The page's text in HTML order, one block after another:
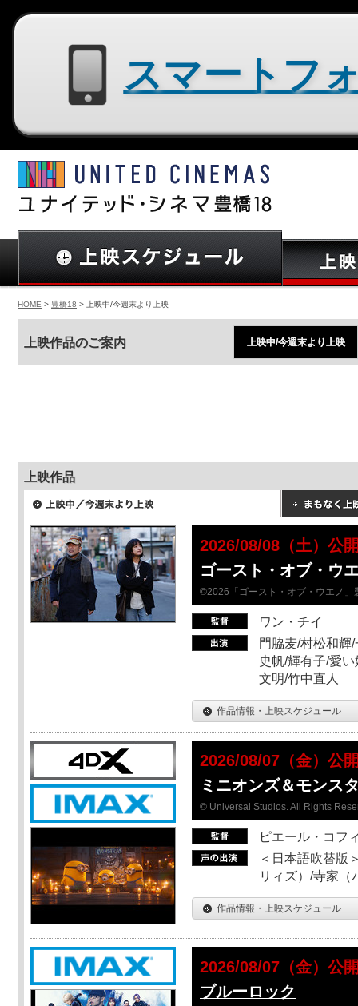
HOME > 豊橋18 > 上映中/今週末より上映
上映作品のご案内 上映中/今週末より上映
上映作品
2026/08/08（土）公
ゴースト・オブ・ウ
©2026「ゴースト・オブ・ウエノ」
ワン・チイ
門脇麦/村松和輝
史帆/輝有子/愛
文明/竹中直人
作品情報・上映スケジュール
2026/08/07（金）公
ミニオンズ＆モンス
© Universal Studios. All Rights
ピエール・コフ
＜日本語吹替版
リィズ）/寺家（
作品情報・上映スケジュール
2026/08/07（金）公
ブルーロック